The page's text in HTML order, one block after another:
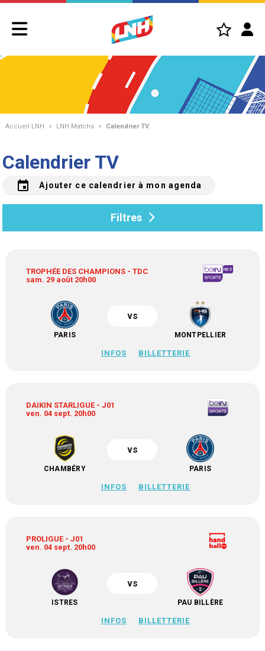
Accueil LNH > LNH Matchs > Calendrier TV
Calendrier TV
event Ajouter ce calendrier à mon agenda
Filtres
TROPHÉE DES CHAMPIONS - TDC
sam. 29 août 20h00
PARIS
vs
MONTPELLIER
INFOS BILLETTERIE
DAIKIN STARLIGUE - J01
ven. 04 sept. 20h00
CHAMBÉRY
vs
PARIS
INFOS BILLETTERIE
PROLIGUE - J01
ven. 04 sept. 20h00
ISTRES
vs
PAU BILLÈRE
INFOS BILLETTERIE